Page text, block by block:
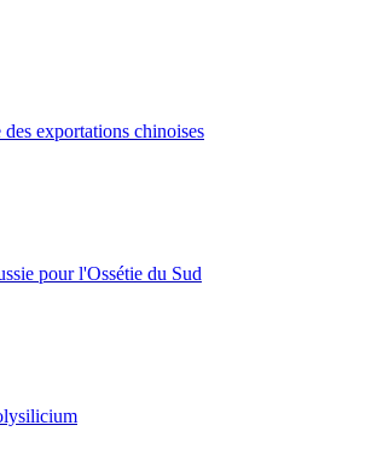
exportations chinoises
pour l'Ossétie du Sud